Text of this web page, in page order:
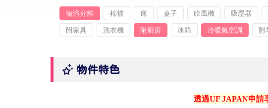
衛浴分離 棉被 床 桌子 吹風機 吸塵器
附家具
洗衣機 附廚房 冰箱 冷暖氣空調 附
物件特色
透過UF JAPAN申請